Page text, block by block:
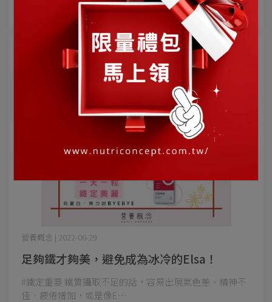
足夠鐵才夠美，避免成為冰冷的Elsa！
營養概念 | 2022-06-29
#鐵定重要 鐵質攝取不足的話，容易出現氣色差、精神不
佳、疲倦增加，或是像E⋯